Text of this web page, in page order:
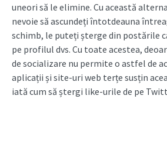
uneori să le elimine. Cu această
nevoie să ascundeți întotdeauna
schimb, le puteți șterge din postările
pe profilul dvs. Cu toate acestea,
de socializare nu permite o astfel de
aplicații și site-uri web terțe susțin
iată cum să ștergi like-urile de pe